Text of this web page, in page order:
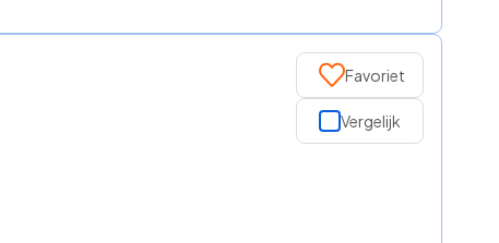
Favoriet
Vergelijk